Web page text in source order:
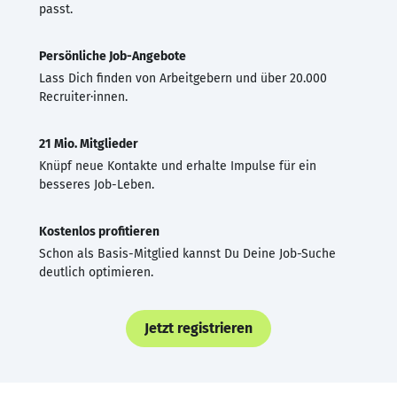
passt.
Persönliche Job-Angebote
Lass Dich finden von Arbeitgebern und über 20.000
Recruiter·innen.
21 Mio. Mitglieder
Knüpf neue Kontakte und erhalte Impulse für ein
besseres Job-Leben.
Kostenlos profitieren
Schon als Basis-Mitglied kannst Du Deine Job-Suche
deutlich optimieren.
Jetzt registrieren